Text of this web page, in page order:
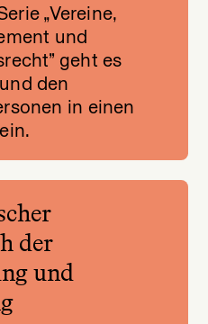
„Vereine,
und
geht es
den
in einen
der
und